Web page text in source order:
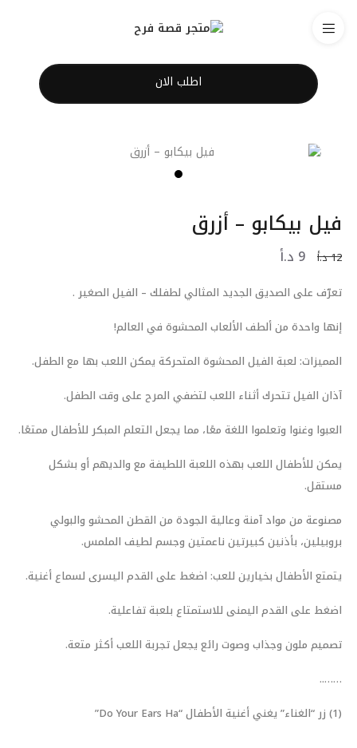
اطلب الان
فيل بيكابو – أزرق
12د.أ 9 د.أ
تعرّف على الصديق الجديد المثالي لطفلك – الفيل الصغير .
إنها واحدة من ألطف الألعاب المحشوة في العالم!
المميزات: لعبة الفيل المحشوة المتحركة يمكن اللعب بها مع الطفل.
آذان الفيل تتحرك أثناء اللعب لتضفي المرح على وقت الطفل.
العبوا وغنوا وتعلموا اللغة معًا، مما يجعل التعلم المبكر للأطفال ممتعًا.
يمكن للأطفال اللعب بهذه اللعبة اللطيفة مع والديهم أو بشكل
مستقل.
مصنوعة من مواد آمنة وعالية الجودة من القطن المحشو والبولي
بروبيلين، بأذنين كبيرتين ناعمتين وجسم لطيف الملمس.
يتمتع الأطفال بخيارين للعب: اضغط على القدم اليسرى لسماع أغنية.
اضغط على القدم اليمنى للاستمتاع بلعبة تفاعلية.
تصميم ملون وجذاب وصوت رائع يجعل تجربة اللعب أكثر متعة.
……..
(1) زر “الغناء” يغني أغنية الأطفال “Do Your Ears Ha”